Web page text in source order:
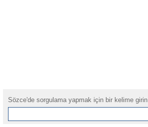
Sözce'de sorgulama yapmak için bir kelime girin